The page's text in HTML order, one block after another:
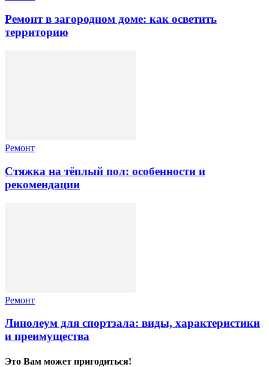
Ремонт в загородном доме: как осветить
территорию
Ремонт
Стяжка на тёплый пол: особенности и
рекомендации
Ремонт
Линолеум для спортзала: виды, характеристики
и преимущества
Это Вам может пригодиться!